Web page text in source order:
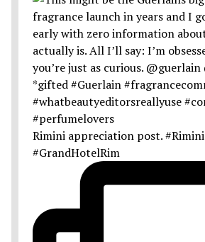
Rimini appreciation post. #Rimini
#GrandHotelRim